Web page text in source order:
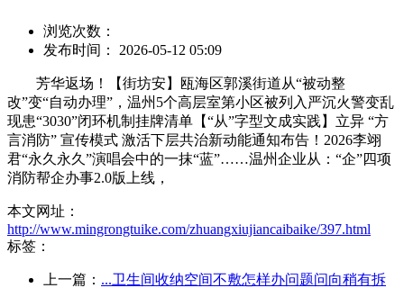
浏览次数：
发布时间： 2026-05-12 05:09
芳华返场！【街坊安】瓯海区郭溪街道从“被动整
改”变“自动办理”，温州5个高层室第小区被列入严沉火警变乱
现患“3030”闭环机制挂牌清单【“从”字型文成实践】立异 “方
言消防” 宣传模式 激活下层共治新动能通知布告！2026李翊
君“永久永久”演唱会中的一抹“蓝”……温州企业从：“企”四项
消防帮企办事2.0版上线，
本文网址：
http://www.mingrongtuike.com/zhuangxiujiancaibaike/397.html
标签：
上一篇： ...卫生间收纳空间不敷怎样办问题问向稍有拆